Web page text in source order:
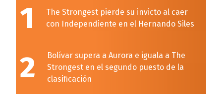
1
The Strongest pierde su invicto al caer
con Independiente en el Hernando Siles
2
Bolívar supera a Aurora e iguala a The
Strongest en el segundo puesto de la
clasificación